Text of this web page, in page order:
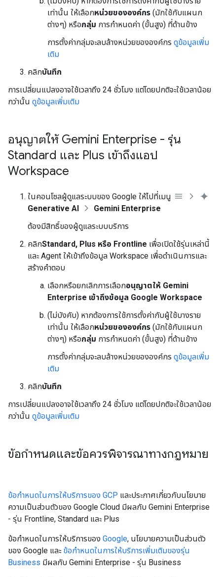
เท่านั้น ให้เลือกหน่วยขององค์กร (มักใช้กับแผนก
ต่างๆ) หรือกลุ่ม การกำหนดค่า (ขั้นสูง) ที่ด้านข้าง
การตั้งค่ากลุ่มจะลบล้างหน่วยขององค์กร ดูข้อมูลเพิ่ม
เติม
คลิกบันทึก
การเปลี่ยนแปลงอาจใช้เวลาถึง 24 ชั่วโมง แต่โดยปกติจะใช้เวลาน้อย
กว่านั้น ดูข้อมูลเพิ่มเติม
อนุญาตให้ Gemini Enterprise - รุ่น
Standard และ Plus เข้าถึงแอป
Workspace
ในคอนโซลผู้ดูแลระบบของ Google ให้ไปที่เมนู
Generative AI
Gemini Enterprise
ต้องมีสิทธิ์ของผู้ดูแลระบบบริการ
คลิกStandard, Plus หรือ Frontline เพื่อเปิดใช้รุ่นเหล่านี้
และ Agent ให้เข้าถึงข้อมูล Workspace เพื่อดำเนินการและ
สร้างคำตอบ
เลือกหรือยกเลิกการเลือกอนุญาตให้ Gemini
Enterprise เข้าถึงข้อมูล Google Workspace
(ไม่บังคับ) หากต้องการใช้การตั้งค่ากับผู้ใช้บางราย
เท่านั้น ให้เลือกหน่วยขององค์กร (มักใช้กับแผนก
ต่างๆ) หรือกลุ่ม การกำหนดค่า (ขั้นสูง) ที่ด้านข้าง
การตั้งค่ากลุ่มจะลบล้างหน่วยขององค์กร ดูข้อมูลเพิ่ม
เติม
คลิกบันทึก
การเปลี่ยนแปลงอาจใช้เวลาถึง 24 ชั่วโมง แต่โดยปกติจะใช้เวลาน้อย
กว่านั้น ดูข้อมูลเพิ่มเติม
ข้อกำหนดและข้อควรพิจารณาทางกฎหมาย
ข้อกำหนดในการให้บริการของ GCP และประกาศเกี่ยวกับนโยบาย
ความเป็นส่วนตัวของ Google Cloud มีผลกับ Gemini Enterprise
- รุ่น Frontline, Standard และ Plus
ข้อกำหนดในการให้บริการของ Google, นโยบายความเป็นส่วนตัว
ของ Google และ ข้อกำหนดในการให้บริการเพิ่มเติมของรุ่น
Business มีผลกับ Gemini Enterprise - รุ่น Business